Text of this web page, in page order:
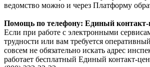
ведомство можно и через Платформу
Помощь по телефону: Единый контакт-
Если при работе с электронными
трудности или вам требуется
совсем не обязательно искать адрес
работает бесплатный Единый контакт-